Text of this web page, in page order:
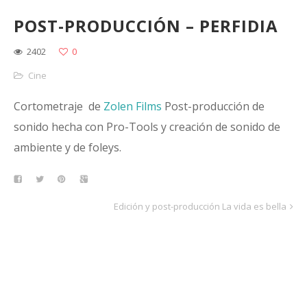
POST-PRODUCCIÓN – PERFIDIA
2402
0
Cine
Cortometraje de Zolen Films Post-producción de
sonido hecha con Pro-Tools y creación de sonido de
ambiente y de foleys.
Edición y post-producción La vida es bella